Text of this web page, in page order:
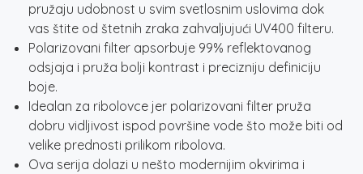
pružaju udobnost u svim svetlosnim uslovima dok
vas štite od štetnih zraka zahvaljujući UV400 filteru.
Polarizovani filter apsorbuje 99% reflektovanog
odsjaja i pruža bolji kontrast i precizniju definiciju
boje.
Idealan za ribolovce jer polarizovani filter pruža
dobru vidljivost ispod površine vode što može biti od
velike prednosti prilikom ribolova.
Ova serija dolazi u nešto modernijim okvirima i